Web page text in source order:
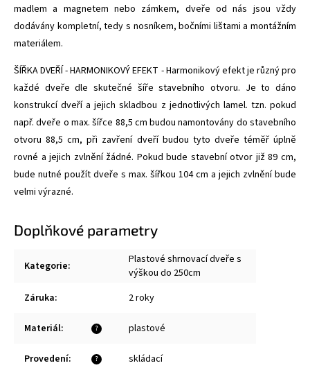
madlem a magnetem nebo zámkem, dveře od nás jsou vždy
dodávány kompletní, tedy s nosníkem, bočními lištami a montážním
materiálem.
ŠÍŘKA DVEŘÍ - HARMONIKOVÝ EFEKT - Harmonikový efekt je různý pro
každé dveře dle skutečné šíře stavebního otvoru. Je to dáno
konstrukcí dveří a jejich skladbou z jednotlivých lamel. tzn. pokud
např. dveře o max. šířce 88,5 cm budou namontovány do stavebního
otvoru 88,5 cm, při zavření dveří budou tyto dveře téměř úplně
rovné a jejich zvlnění žádné. Pokud bude stavební otvor již 89 cm,
bude nutné použít dveře s max. šířkou 104 cm a jejich zvlnění bude
velmi výrazné.
Doplňkové parametry
Kategorie:
Plastové shrnovací dveře s
výškou do 250cm
Záruka: 2 roky
?
Materiál: plastové
?
Provedení: skládací